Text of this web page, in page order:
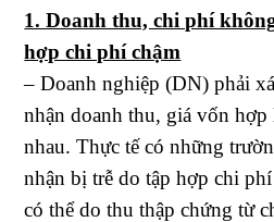
1. Doanh thu, chi phí
hợp chi phí chậm
– Doanh nghiệp (DN) phải
nhận doanh thu, giá vốn
nhau. Thực tế có những
nhận bị trễ do tập hợp chi
có thể do thu thập chứng từ